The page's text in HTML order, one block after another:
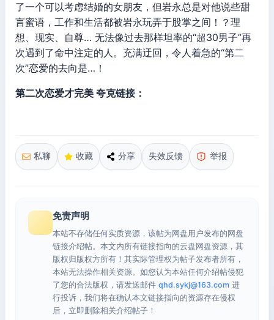
了一个可以考虑结婚的女朋友，但岩永总是对他说些甜
言蜜语，工作和生活都被岩永玩弄于股掌之间！？理
想、现实、自尊… 无法像过去那样坦率的“超30男子”再
次遇到了命中注定的人。充满迂回，令人着急的“第二
次”恋爱的去向是…！
第二次恋爱才完美 夸克链接：
私聊 收藏 分享 失效反馈 举报
免责声明
本站不存储任何实质资源，该帖为网盘用户发布的网盘
链接介绍帖。本文内所有链接指向的云盘网盘资源，其
版权归版权方所有！其实际管理权为帖子发布者所有，
本站无法操作相关资源。如您认为本站任何介绍帖侵犯
了您的合法版权，请发送邮件 qhd.sykj@163.com 进
行投诉，我们将在确认本文链接指向的资源存在侵权
后，立即删除相关介绍帖子！